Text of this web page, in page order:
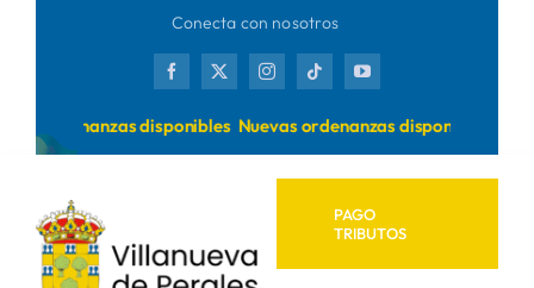
Conecta con nosotros
ordenanzas disponibles Nuevas ordenanzas disponibles
PAGO
TRIBUTOS